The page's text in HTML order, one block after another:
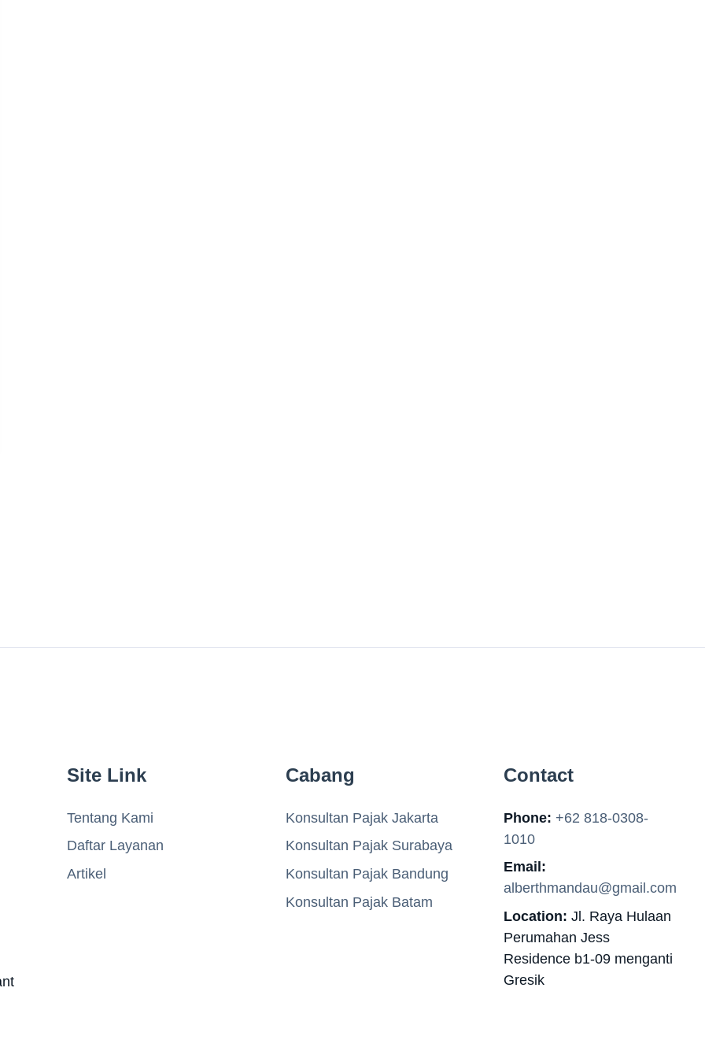
Site Link
Tentang Kami
Daftar Layanan
Artikel
Cabang
Konsultan Pajak Jakarta
Konsultan Pajak Surabaya
Konsultan Pajak Bandung
Konsultan Pajak Batam
Contact
Phone: +62 818-0308-
1010
Email:
alberthmandau@gmail.com
Location: Jl. Raya Hulaan
Perumahan Jess
Residence b1-09 menganti
Gresik